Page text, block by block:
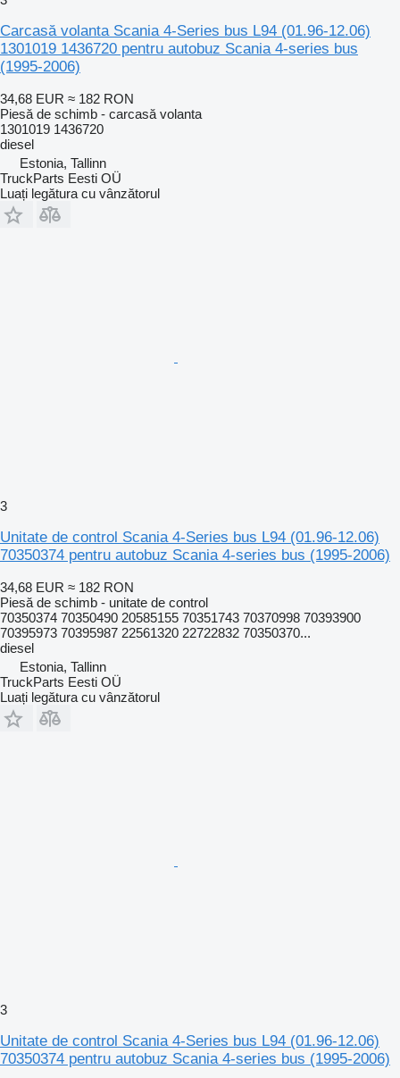
Carcasă volanta Scania 4-Series bus L94 (01.96-12.06)
1301019 1436720 pentru autobuz Scania 4-series bus
(1995-2006)
34,68 EUR ≈ 182 RON
Piesă de schimb - carcasă volanta
1301019 1436720
diesel
Estonia, Tallinn
TruckParts Eesti OÜ
Luați legătura cu vânzătorul
3
Unitate de control Scania 4-Series bus L94 (01.96-12.06)
70350374 pentru autobuz Scania 4-series bus (1995-2006)
34,68 EUR ≈ 182 RON
Piesă de schimb - unitate de control
70350374 70350490 20585155 70351743 70370998 70393900
70395973 70395987 22561320 22722832 70350370...
diesel
Estonia, Tallinn
TruckParts Eesti OÜ
Luați legătura cu vânzătorul
3
Unitate de control Scania 4-Series bus L94 (01.96-12.06)
70350374 pentru autobuz Scania 4-series bus (1995-2006)